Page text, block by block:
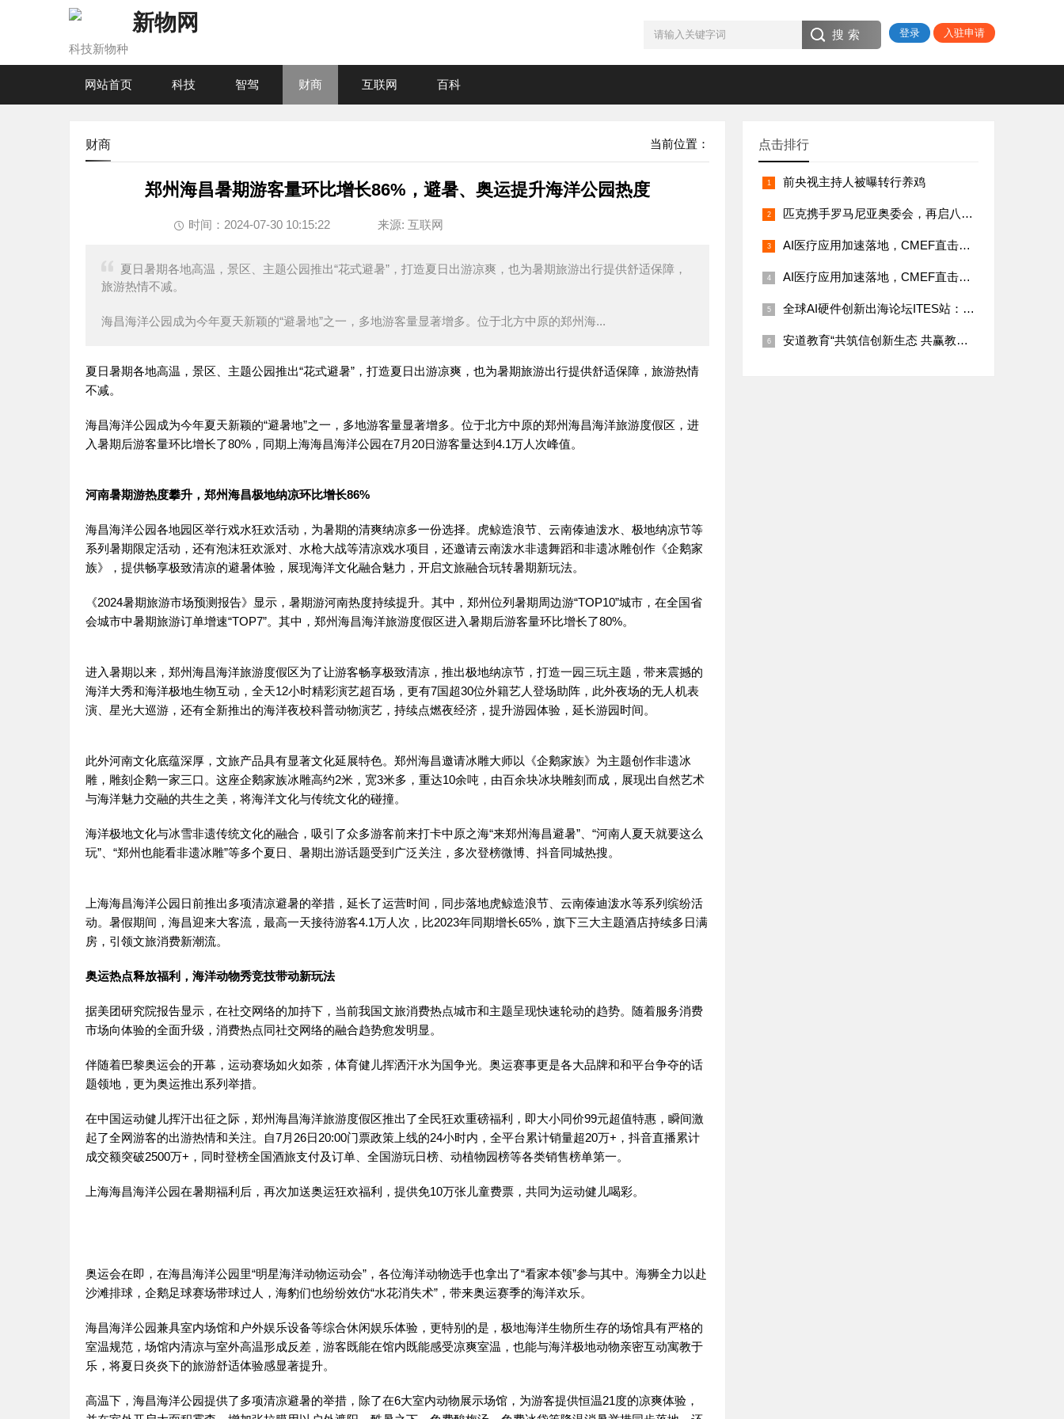
登录 入驻申请
新物网
科技新物种
网站首页 科技 智驾 财商 互联网 百科
当前位置：
财商
郑州海昌暑期游客量环比增长86%，避暑、奥运提升海洋公园热度
时间：2024-07-30 10:15:22 来源: 互联网
夏日暑期各地高温，景区、主题公园推出“花式避暑”，打造夏日出游凉爽，也为暑期旅游出行提供舒适保障，
旅游热情不减。
海昌海洋公园成为今年夏天新颖的“避暑地”之一，多地游客量显著增多。位于北方中原的郑州海...
夏日暑期各地高温，景区、主题公园推出“花式避暑”，打造夏日出游凉爽，也为暑期旅游出行提供舒适保障，旅游热情
不减。
海昌海洋公园成为今年夏天新颖的“避暑地”之一，多地游客量显著增多。位于北方中原的郑州海昌海洋旅游度假区，进
入暑期后游客量环比增长了80%，同期上海海昌海洋公园在7月20日游客量达到4.1万人次峰值。
河南暑期游热度攀升，郑州海昌极地纳凉环比增长86%
海昌海洋公园各地园区举行戏水狂欢活动，为暑期的清爽纳凉多一份选择。虎鲸造浪节、云南傣迪泼水、极地纳凉节等
系列暑期限定活动，还有泡沫狂欢派对、水枪大战等清凉戏水项目，还邀请云南泼水非遗舞蹈和非遗冰雕创作《企鹅家
族》，提供畅享极致清凉的避暑体验，展现海洋文化融合魅力，开启文旅融合玩转暑期新玩法。
《2024暑期旅游市场预测报告》显示，暑期游河南热度持续提升。其中，郑州位列暑期周边游“TOP10”城市，在全国省
会城市中暑期旅游订单增速“TOP7”。其中，郑州海昌海洋旅游度假区进入暑期后游客量环比增长了80%。
进入暑期以来，郑州海昌海洋旅游度假区为了让游客畅享极致清凉，推出极地纳凉节，打造一园三玩主题，带来震撼的
海洋大秀和海洋极地生物互动，全天12小时精彩演艺超百场，更有7国超30位外籍艺人登场助阵，此外夜场的无人机表
演、星光大巡游，还有全新推出的海洋夜校科普动物演艺，持续点燃夜经济，提升游园体验，延长游园时间。
此外河南文化底蕴深厚，文旅产品具有显著文化延展特色。郑州海昌邀请冰雕大师以《企鹅家族》为主题创作非遗冰
雕，雕刻企鹅一家三口。这座企鹅家族冰雕高约2米，宽3米多，重达10余吨，由百余块冰块雕刻而成，展现出自然艺术
与海洋魅力交融的共生之美，将海洋文化与传统文化的碰撞。
海洋极地文化与冰雪非遗传统文化的融合，吸引了众多游客前来打卡中原之海“来郑州海昌避暑”、“河南人夏天就要这么
玩”、“郑州也能看非遗冰雕”等多个夏日、暑期出游话题受到广泛关注，多次登榜微博、抖音同城热搜。
上海海昌海洋公园日前推出多项清凉避暑的举措，延长了运营时间，同步落地虎鲸造浪节、云南傣迪泼水等系列缤纷活
动。暑假期间，海昌迎来大客流，最高一天接待游客4.1万人次，比2023年同期增长65%，旗下三大主题酒店持续多日满
房，引领文旅消费新潮流。
奥运热点释放福利，海洋动物秀竞技带动新玩法
据美团研究院报告显示，在社交网络的加持下，当前我国文旅消费热点城市和主题呈现快速轮动的趋势。随着服务消费
市场向体验的全面升级，消费热点同社交网络的融合趋势愈发明显。
伴随着巴黎奥运会的开幕，运动赛场如火如荼，体育健儿挥洒汗水为国争光。奥运赛事更是各大品牌和和平台争夺的话
题领地，更为奥运推出系列举措。
在中国运动健儿挥汗出征之际，郑州海昌海洋旅游度假区推出了全民狂欢重磅福利，即大小同价99元超值特惠，瞬间激
起了全网游客的出游热情和关注。自7月26日20:00门票政策上线的24小时内，全平台累计销量超20万+，抖音直播累计
成交额突破2500万+，同时登榜全国酒旅支付及订单、全国游玩日榜、动植物园榜等各类销售榜单第一。
上海海昌海洋公园在暑期福利后，再次加送奥运狂欢福利，提供免10万张儿童费票，共同为运动健儿喝彩。
奥运会在即，在海昌海洋公园里“明星海洋动物运动会”，各位海洋动物选手也拿出了“看家本领”参与其中。海狮全力以赴
沙滩排球，企鹅足球赛场带球过人，海豹们也纷纷效仿“水花消失术”，带来奥运赛季的海洋欢乐。
海昌海洋公园兼具室内场馆和户外娱乐设备等综合休闲娱乐体验，更特别的是，极地海洋生物所生存的场馆具有严格的
室温规范，场馆内清凉与室外高温形成反差，游客既能在馆内既能感受凉爽室温，也能与海洋极地动物亲密互动寓教于
乐，将夏日炎炎下的旅游舒适体验感显著提升。
高温下，海昌海洋公园提供了多项清凉避暑的举措，除了在6大室内动物展示场馆，为游客提供恒温21度的凉爽体验，
点击排行
前央视主持人被曝转行养鸡
匹克携手罗马尼亚奥委会，再启八年荣耀新征程
AI医疗应用加速落地，CMEF直击理邦技术布局
AI医疗应用加速落地，CMEF直击理邦技术布局
全球AI硬件创新出海论坛ITES站：共探科技出海新机遇
安道教育“共筑信创新生态 共赢教育新机遇”专题巡展系列活动 ——邯郸站圆满收官